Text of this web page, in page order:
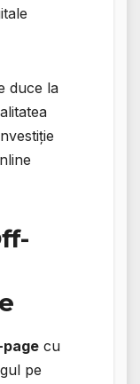
duce la
page cu
pe